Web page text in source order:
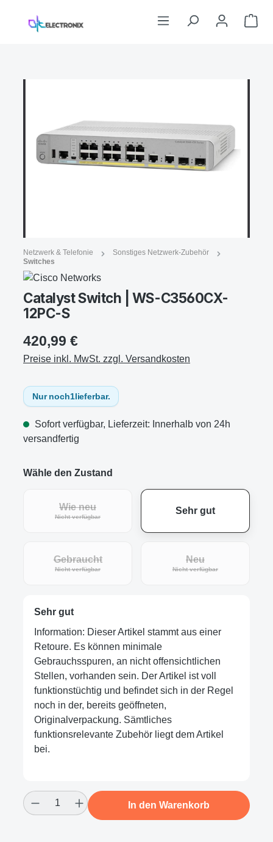
Zum Hauptinhalt springen
Netzwerk & Telefonie
Sonstiges Netzwerk-Zubehör
Switches
Catalyst Switch | WS-C3560CX-
12PC-S
420,99 €
Preise inkl. MwSt. zzgl. Versandkosten
Nur noch1lieferbar.
Sofort verfügbar, Lieferzeit: Innerhalb von 24h
versandfertig
Wähle den Zustand
Wie neu
Nicht verfügbar(Diese Option ist zurzeit nicht verfügbar.)
Sehr gut
Gebraucht
Nicht verfügbar(Diese Option ist zurzeit nicht verfügbar.)
Neu
Nicht verfügbar(Diese Option ist
Sehr gut
Information: Dieser Artikel stammt aus einer
Retoure. Es können minimale
Gebrauchsspuren, an nicht offensichtlichen
Stellen, vorhanden sein. Der Artikel ist voll
funktionstüchtig und befindet sich in der Regel
noch in der, bereits geöffneten,
Originalverpackung. Sämtliches
funktionsrelevante Zubehör liegt dem Artikel
bei.
Produkt Anzahl: Gib den gewünschten
In den Warenkorb